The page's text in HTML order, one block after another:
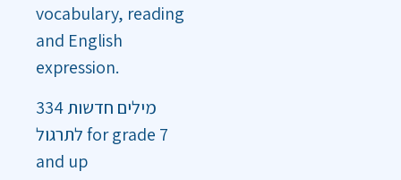
vocabulary, reading
and English
expression.
334 מילים חדשות
לתרגול for grade 7
and up